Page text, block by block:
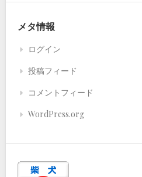
メタ情報
ログイン
投稿フィード
コメントフィード
WordPress.org